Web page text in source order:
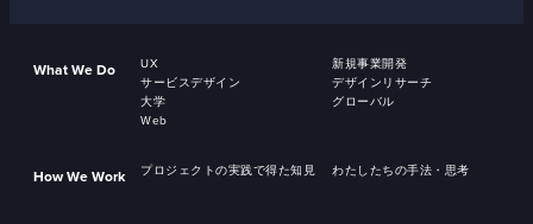
What We Do UX
新規事業開発
サービスデザイン
デザインリサーチ
大学
グローバル
Web
How We Work プロジェクトの実践で得た知見 わたしたちの手法・思考